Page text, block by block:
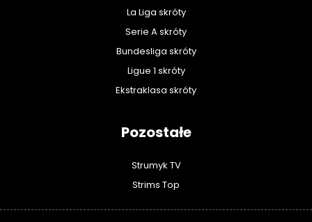
La Liga skróty
Serie A skróty
Bundesliga skróty
Ligue 1 skróty
Ekstraklasa skróty
Pozostałe
Strumyk TV
Strims Top